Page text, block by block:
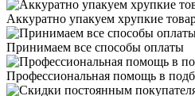
Аккуратно упакуем хрупкие
Принимаем все способы оплаты
Профессиональная помощь в